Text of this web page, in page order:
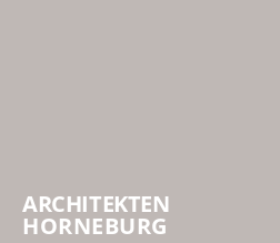
ARCHITEKTEN
HORNEBURG